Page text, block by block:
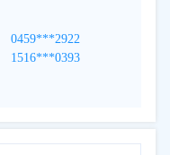
0459***2922
1516***0393